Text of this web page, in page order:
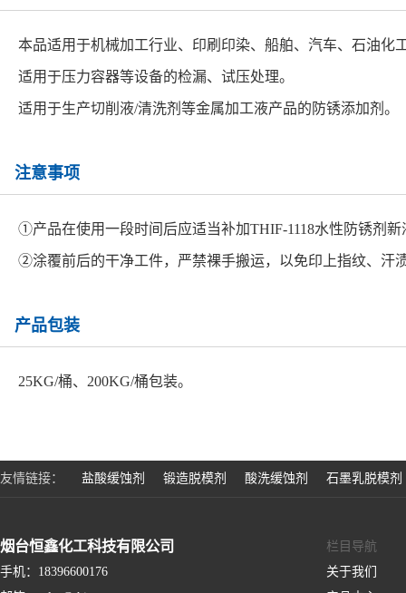
本品适用于机械加工行业、印刷印染、船舶、汽车、石油
适用于压力容器等设备的检漏、试压处理。
适用于生产切削液/清洗剂等金属加工液产品的防锈添加剂。
注意事项
①产品在使用一段时间后应适当补加THIF-1118水性防锈剂
②涂覆前后的干净工件，严禁裸手搬运，以免印上指纹、汗
产品包装
25KG/桶、200KG/桶包装。
友情链接： 盐酸缓蚀剂 锻造脱模剂 酸洗缓蚀剂 石墨乳脱模剂
烟台恒鑫化工科技有限公司
手机： 18396600176
栏目导航
关于我们